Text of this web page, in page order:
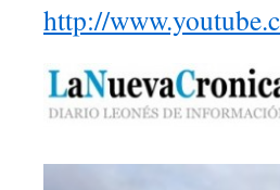
http://